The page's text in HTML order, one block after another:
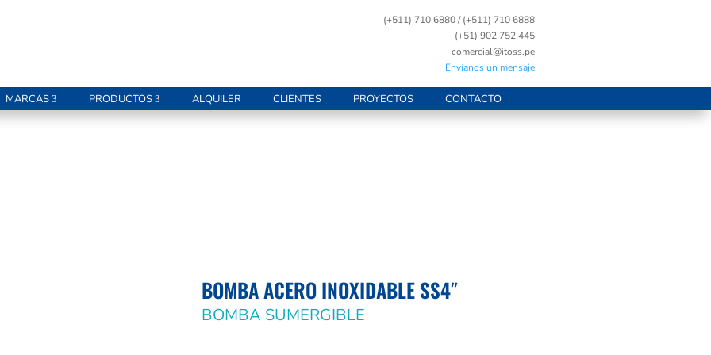
(+511) 710 6880 / (+511) 710 6888
(+51) 902 752 445
comercial@itoss.pe
Envíanos un mensaje
MARCAS PRODUCTOS ALQUILER CLIENTES PROYECTOS CONTACTO
BOMBA ACERO INOXIDABLE SS4″
BOMBA SUMERGIBLE